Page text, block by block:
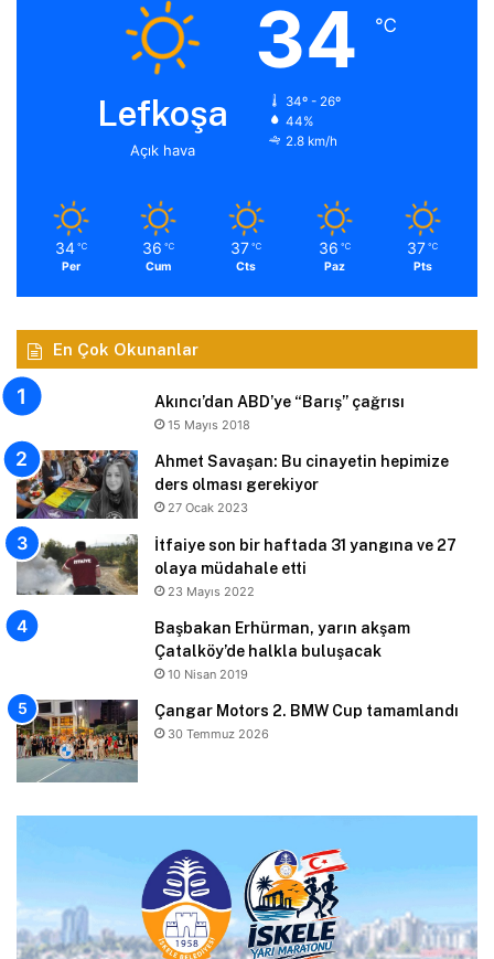
Lefkoşa
Açık hava
34 ℃
34º - 26º
44%
2.8 km/h
34 ℃
Per
36 ℃
Cum
37 ℃
Cts
36 ℃
Paz
37 ℃
Pts
En Çok Okunanlar
Akıncı’dan ABD’ye “Barış” çağrısı
15 Mayıs 2018
Ahmet Savaşan: Bu cinayetin hepimize
ders olması gerekiyor
27 Ocak 2023
İtfaiye son bir haftada 31 yangına ve 27
olaya müdahale etti
23 Mayıs 2022
Başbakan Erhürman, yarın akşam
Çatalköy’de halkla buluşacak
10 Nisan 2019
Çangar Motors 2. BMW Cup tamamlandı
30 Temmuz 2026